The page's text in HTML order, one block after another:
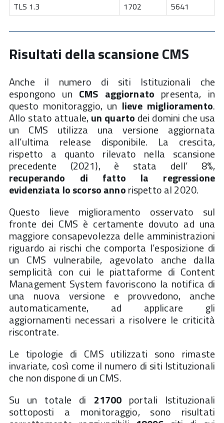
TLS 1.3
1702 5641
Risultati della scansione CMS
Anche il numero di siti Istituzionali che
espongono un CMS aggiornato presenta, in
questo monitoraggio, un lieve miglioramento.
Allo stato attuale,un quarto dei domini che usa
un CMS utilizza una versione aggiornata
all’ultima release disponibile. La crescita,
rispetto a quanto rilevato nella scansione
precedente (2021), è stata dell’ 8%,
recuperando di fatto la regressione
evidenziata lo scorso annorispetto al 2020.
Questo lieve miglioramento osservato sul
fronte dei CMS è certamente dovuto ad una
maggiore consapevolezza delle amministrazioni
riguardo ai rischi che comporta l’esposizione di
un CMS vulnerabile, agevolato anche dalla
semplicità con cui le piattaforme di Content
Management System favoriscono la notifica di
una nuova versione e provvedono, anche
automaticamente, ad applicare gli
aggiornamenti necessari a risolvere le criticità
riscontrate.
Le tipologie di CMS utilizzati sono rimaste
invariate, così come il numero di siti Istituzionali
che non dispone di un CMS.
Su un totale di 21700 portali Istituzionali
sottoposti a monitoraggio, sono risultati